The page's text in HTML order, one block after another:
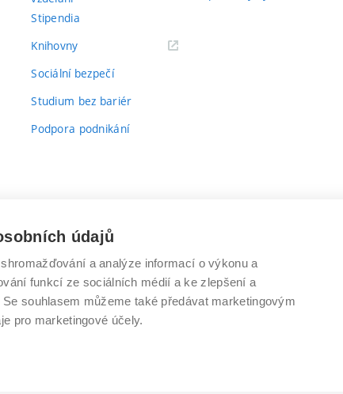
Stipendia
Knihovny(externí
Sociální bezpečí
Studium bez bariér
Podpora podnikání
VYSOKÉ UČENÍ TECHNICKÉ V BRNĚ
Antonínská 548/1
602 00 Brno
www.vut.cz
údajů
a analýze informací o výkonu a
funkcí ze sociálních médií a ke zlepšení a
souhlasem můžeme také předávat marketingovým
pro marketingové účely.